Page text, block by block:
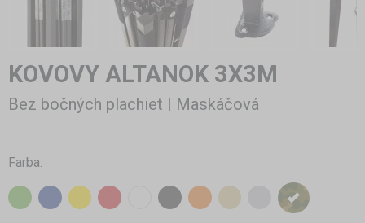
KOVOVY ALTANOK 3X3M
Bez bočných plachiet | Maskáčová
Farba: